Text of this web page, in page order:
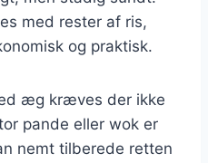
med rester af ris,
og praktisk.
æg kræves der ikke
pande eller wok er
nemt tilberede retten